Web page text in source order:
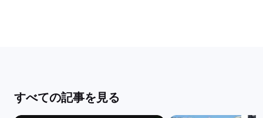
すべての記事を見る